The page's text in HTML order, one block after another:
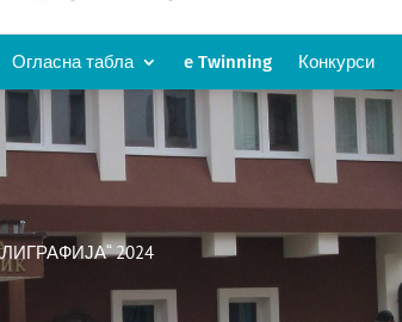
Огласна табла e Twinning Конкурси
2024